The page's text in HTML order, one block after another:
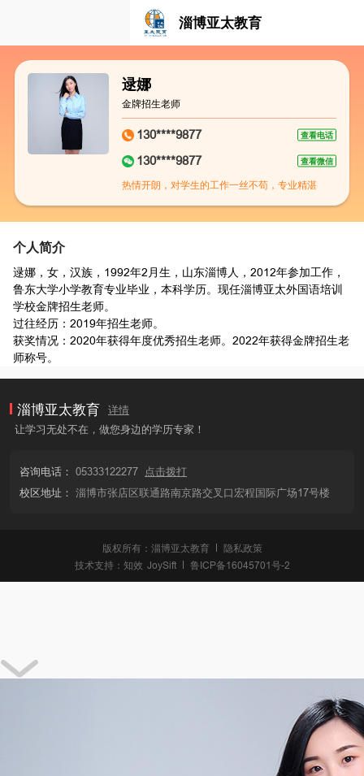
淄博亚太教育
逯娜
金牌招生老师
130****9877 查看电话
130****9877 查看微信
热情开朗，对学生的工作一丝不苟，专业精湛
个人简介
逯娜，女，汉族，1992年2月生，山东淄博人，2012年参加工作，
鲁东大学小学教育专业毕业，本科学历。现任淄博亚太外国语培训
学校金牌招生老师。
过往经历：2019年招生老师。
获奖情况：2020年获得年度优秀招生老师。2022年获得金牌招生老
师称号。
淄博亚太教育
详情
让学习无处不在，做您身边的学历专家！
咨询电话： 05333122277
点击拨打
校区地址： 淄博市张店区联通路南京路交叉口宏程国际广场17号楼
版权所有：淄博亚太教育
隐私政策
技术支持： 知效 JoySift 鲁ICP备16045701号-2